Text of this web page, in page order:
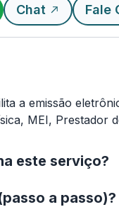
Chat Fale
a emissão
MEI, Prestador
este serviço?
a passo)?